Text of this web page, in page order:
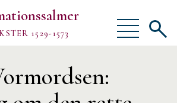
1529-1573
Vis/skjul
menu
Vis/